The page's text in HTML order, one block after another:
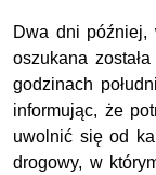
Dwa dni później,
oszukana
godzinach
informując, że
uwolnić się od
drogowy, w